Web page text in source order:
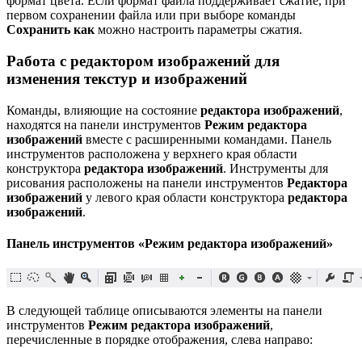
первом сохранении файла или при выборе команды
Сохранить как можно настроить параметры сжатия.
Работа с редактором изображений для
изменения текстур и изображений
Команды, влияющие на состояние редактора изображений,
находятся на панели инструментов Режим редактора
изображений вместе с расширенными командами. Панель
инструментов расположена у верхнего края области
конструктора редактора изображений. Инструменты для
рисования расположены на панели инструментов Редактора
изображений у левого края области конструктора редактора
изображений.
Панель инструментов «Режим редактора изображений»
В следующей таблице описываются элементы на панели
инструментов Режим редактора изображений,
перечисленные в порядке отображения, слева направо: